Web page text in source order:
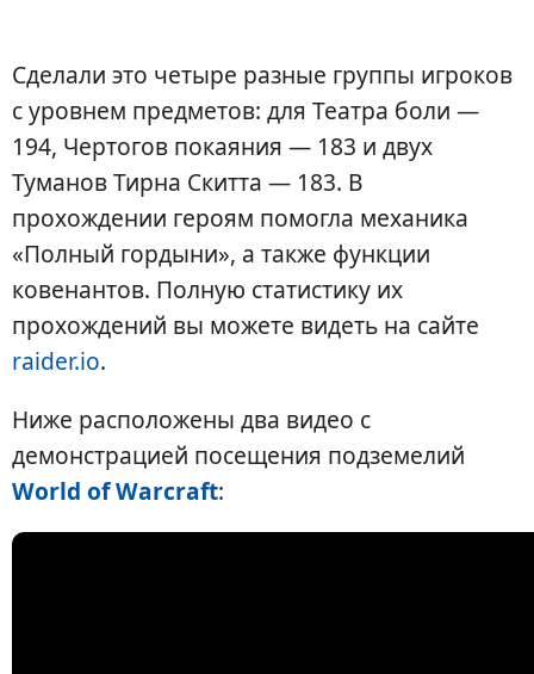
Сделали это четыре разные группы игроков
с уровнем предметов: для Театра боли —
194, Чертогов покаяния — 183 и двух
Туманов Тирна Скитта — 183. В
прохождении героям помогла механика
«Полный гордыни», а также функции
ковенантов. Полную статистику их
прохождений вы можете видеть на сайте
raider.io.
Ниже расположены два видео с
демонстрацией посещения подземелий
World of Warcraft: